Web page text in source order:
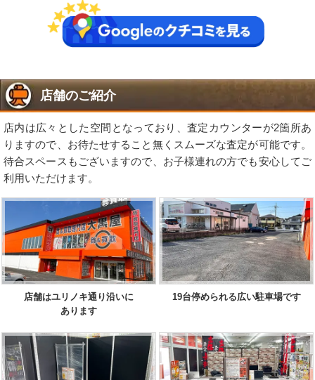
店舗のご紹介
店内は広々とした空間となっており、査定カウンターが2箇所あ
りますので、お待たせすること無くスムーズな査定が可能です。
待合スペースもございますので、お子様連れの方でも安心してご
利用いただけます。
店舗はユリノキ通り沿いに
あります
19台停められる広い駐車場です